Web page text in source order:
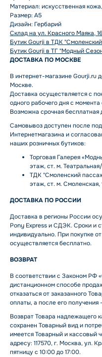
Материал: искусственная
Размер: А5
Дизайн: Гербарий
Склад на ул. Красного Маяка, 16
Бутик Gourji в ТДК
Бутик Gourji в ТГ "Модный
ДОСТАВКА ПО МОСКВЕ
В интернет-магазине Gourji.ru
Москве.
Доставка осуществляется с
одного рабочего дня с
Возможна срочная бесплатная
Самовывоз доступен после
Интернетмагазина и
наших розничных бутиков:
Торговая Галерея
этаж, ст. м.
ТДК "Смоленский
этаж, ст. м. Смоленская,
ДОСТАВКА ПО РОССИИ
Доставка в регионы России
Pony Express и СДЭК. Сроки и
индивидуально. При покупке
осуществляется бесплатно.
ВОЗВРАТ
В соответствии с Законом РФ
дистанционном способе
отказаться от заказанного
оплаты, а после его получения
Возврат Товара надлежащего
сохранен Товарный вид и
имеется Товарный и кассовый
адресу: 117570, г. Москва, ул.
пятницу с 10:00 до 17:00.